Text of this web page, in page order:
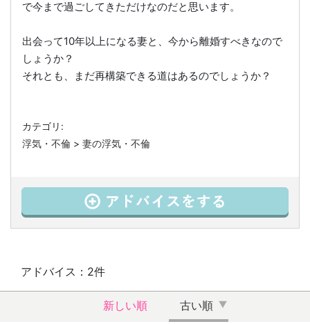
で今まで過ごしてきただけなのだと思います。
出会って10年以上になる妻と、今から離婚すべきなので
しょうか？
それとも、まだ再構築できる道はあるのでしょうか？
カテゴリ:
浮気・不倫 > 妻の浮気・不倫
アドバイス：2件
新しい順 古い順